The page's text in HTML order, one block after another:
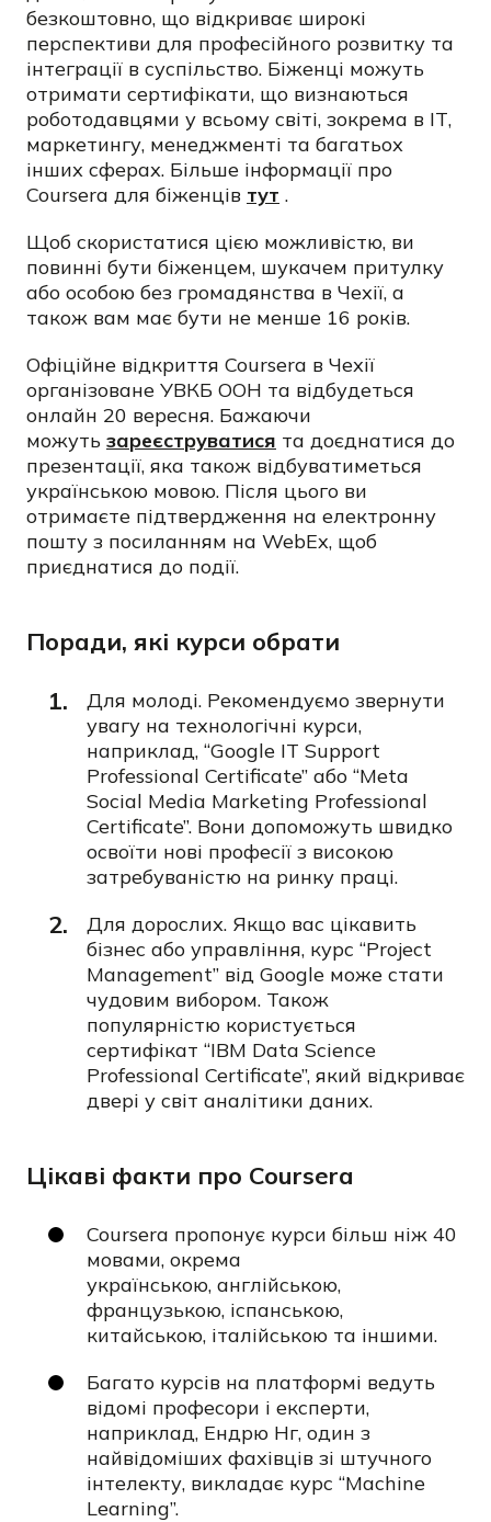
безкоштовно, що відкриває широкі
перспективи для професійного розвитку та
інтеграції в суспільство. Біженці можуть
отримати сертифікати, що визнаються
роботодавцями у всьому світі, зокрема в ІТ,
маркетингу, менеджменті та багатьох
інших сферах. Більше інформації про
Coursera для біженців тут .
Щоб скористатися цією можливістю, ви
повинні бути біженцем, шукачем притулку
або особою без громадянства в Чехії, а
також вам має бути не менше 16 років.
Офіційне відкриття Coursera в Чехії
організоване УВКБ ООН та відбудеться
онлайн 20 вересня. Бажаючи
можуть зареєструватися та доєднатися до
презентації, яка також відбуватиметься
українською мовою. Після цього ви
отримаєте підтвердження на електронну
пошту з посиланням на WebEx, щоб
приєднатися до події.
Поради, які курси обрати
Для молоді. Рекомендуємо звернути
увагу на технологічні курси,
наприклад, “Google IT Support
Professional Certificate” або “Meta
Social Media Marketing Professional
Certificate”. Вони допоможуть швидко
освоїти нові професії з високою
затребуваністю на ринку праці.
Для дорослих. Якщо вас цікавить
бізнес або управління, курс “Project
Management” від Google може стати
чудовим вибором. Також
популярністю користується
сертифікат “IBM Data Science
Professional Certificate”, який відкриває
двері у світ аналітики даних.
Цікаві факти про Coursera
Coursera пропонує курси більш ніж 40
мовами, окрема
українською, англійською,
французькою, іспанською,
китайською, італійською та іншими.
Багато курсів на платформі ведуть
відомі професори і експерти,
наприклад, Ендрю Нг, один з
найвідоміших фахівців зі штучного
інтелекту, викладає курс “Machine
Learning”.